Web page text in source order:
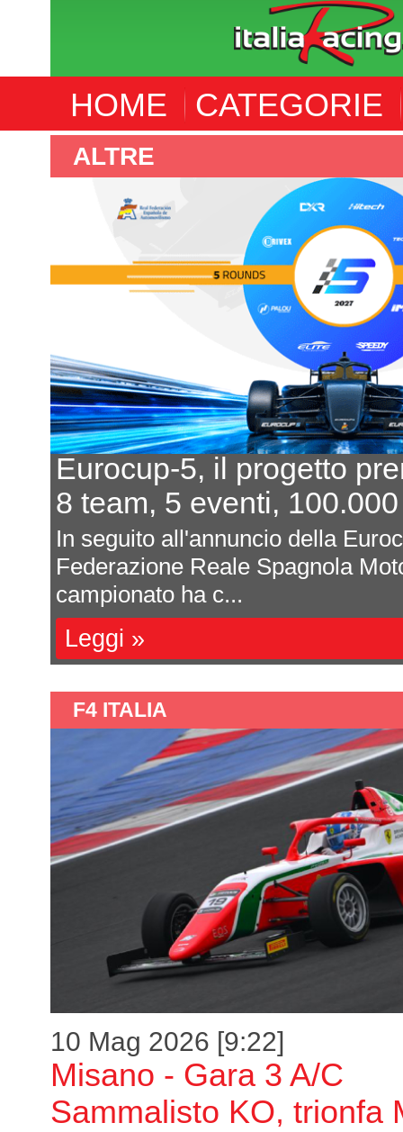
HOME CATEGORIE
forma
al primo
da parte della
(RFEDA), il
In 7 per un
L'equilibrio
Davide Attanasio
magnum di
sono affastella...
F4 ITALIA
10 Mag 2026 [9:22]
Misano - Gara 3 A/C
Sammalisto KO, trionfa